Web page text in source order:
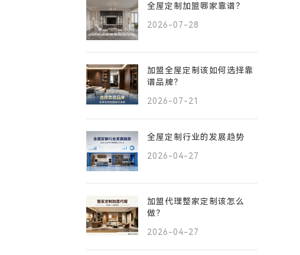
全屋定制加盟哪家靠谱？
2026-07-28
加盟全屋定制该如何选择靠
谱品牌？
2026-07-21
全屋定制行业的发展趋势
2026-04-27
加盟代理整家定制该怎么
做？
2026-04-27